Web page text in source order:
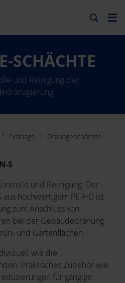
SCHÄCHTE
und Reinigung der
Dränage Dränageschächte
S
und Reinigung: Der
aus hochwertigem PE-HD ist
zum Anschluss von
bei der Gebäudedränung
und Garten­flächen.
wie die
Praktisches Zubehör wie
für gängige